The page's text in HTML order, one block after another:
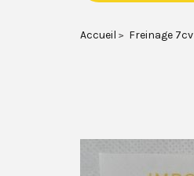
Accueil Freinage 7cv